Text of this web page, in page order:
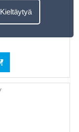
Kieltäytyä